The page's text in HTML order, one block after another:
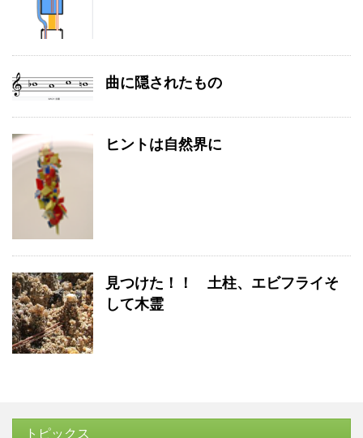
曲に隠されたもの
ヒントは自然界に
見つけた！！ 土柱、エビフライそ
して木霊
トピックス